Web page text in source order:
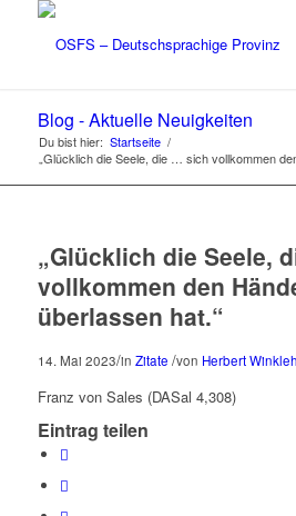
Blog - Aktuelle Neuigkeiten
Du bist hier: Startseite /
„Glücklich die Seele, die … sich vollkommen
„Glücklich die Seele,
vollkommen den
überlassen hat.“
14. Mai 2023/in Zitate /von Herbert
Franz von Sales (DASal 4,308)
Eintrag teilen